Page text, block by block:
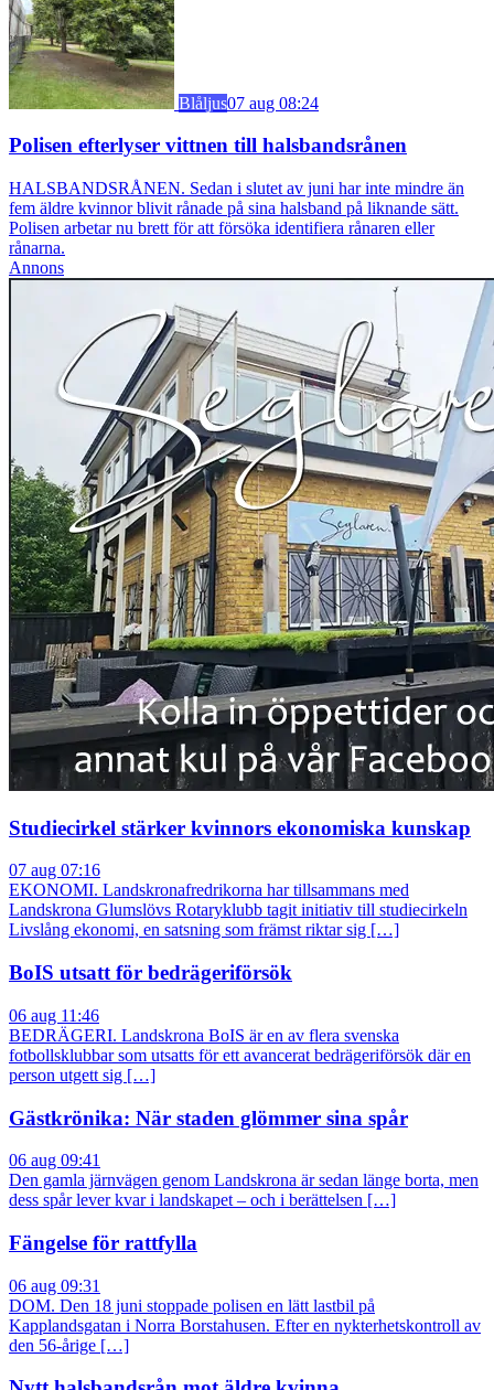
Blåljus07 aug 08:24
Polisen efterlyser vittnen till halsbandsrånen
HALSBANDSRÅNEN. Sedan i slutet av juni har inte mindre än
fem äldre kvinnor blivit rånade på sina halsband på liknande sätt.
Polisen arbetar nu brett för att försöka identifiera rånaren eller
rånarna.
Annons
Studiecirkel stärker kvinnors ekonomiska kunskap
07 aug 07:16
EKONOMI. Landskronafredrikorna har tillsammans med
Landskrona Glumslövs Rotaryklubb tagit initiativ till studiecirkeln
Livslång ekonomi, en satsning som främst riktar sig […]
BoIS utsatt för bedrägeriförsök
06 aug 11:46
BEDRÄGERI. Landskrona BoIS är en av flera svenska
fotbollsklubbar som utsatts för ett avancerat bedrägeriförsök där en
person utgett sig […]
Gästkrönika: När staden glömmer sina spår
06 aug 09:41
Den gamla järnvägen genom Landskrona är sedan länge borta, men
dess spår lever kvar i landskapet – och i berättelsen […]
Fängelse för rattfylla
06 aug 09:31
DOM. Den 18 juni stoppade polisen en lätt lastbil på
Kapplandsgatan i Norra Borstahusen. Efter en nykterhetskontroll av
den 56-årige […]